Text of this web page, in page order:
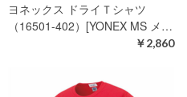
ヨネックス ドライＴシャツ
（16501-402）[YONEX MS メ…
￥2,860